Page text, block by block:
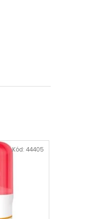
Kód: 44405